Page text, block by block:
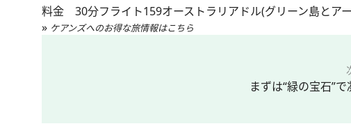
料金 30分フライト159オーストラリアドル(グリーン島とア
» ケアンズへのお得な旅情報はこちら
まずは“緑の宝石”